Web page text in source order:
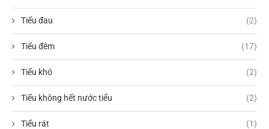
Tiểu đau (2)
Tiểu đêm (17)
Tiểu khó (2)
Tiểu không hết nước tiểu (2)
Tiểu rát (1)